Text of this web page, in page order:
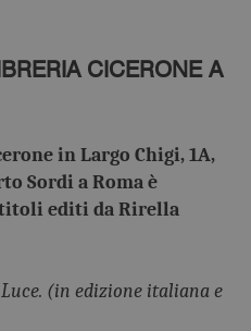
CICERONE A
in Largo Chigi, 1A,
Sordi a Roma è
editi da Rirella
(in edizione italiana e